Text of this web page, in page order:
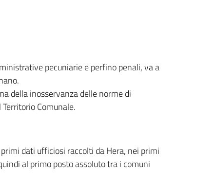
pecuniarie e perfino penali, va a
della inosservanza delle norme di
Comunale.
dati ufficiosi raccolti da Hera, nei primi
al primo posto assoluto tra i comuni